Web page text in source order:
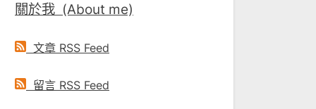
關於我 (About me)
文章 RSS Feed
留言 RSS Feed